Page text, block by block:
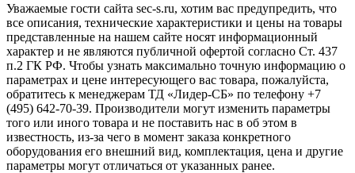
Уважаемые гости сайта sec-s.ru, хотим вас предупредить, что
все описания, технические характеристики и цены на товары
представленные на нашем сайте носят информационный
характер и не являются публичной офертой согласно Ст. 437
п.2 ГК РФ. Чтобы узнать максимально точную информацию о
параметрах и цене интересующего вас товара, пожалуйста,
обратитесь к менеджерам ТД «Лидер-СБ» по телефону +7
(495) 642-70-39. Производители могут изменить параметры
того или иного товара и не поставить нас в об этом в
известность, из-за чего в момент заказа конкретного
оборудования его внешний вид, комплектация, цена и другие
параметры могут отличаться от указанных ранее.